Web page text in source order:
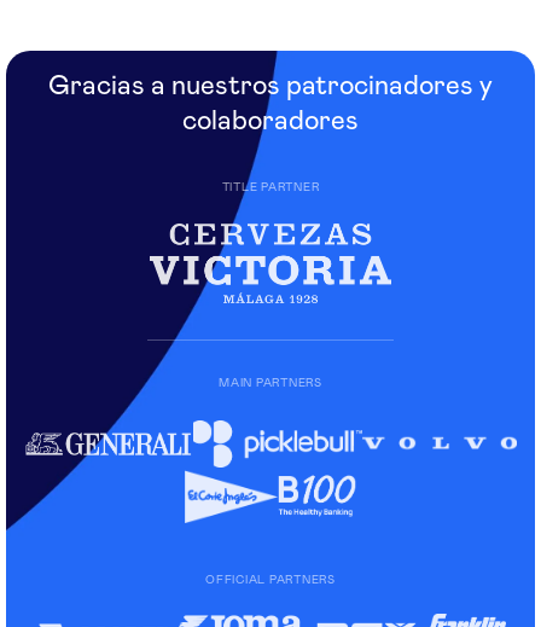
Gracias a nuestros patrocinadores y
colaboradores
TITLE PARTNER
MAIN PARTNERS
OFFICIAL PARTNERS